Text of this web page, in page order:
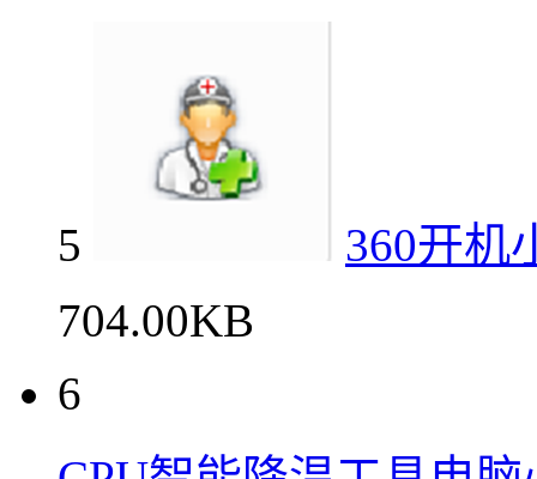
5
360开机
704.00KB
6